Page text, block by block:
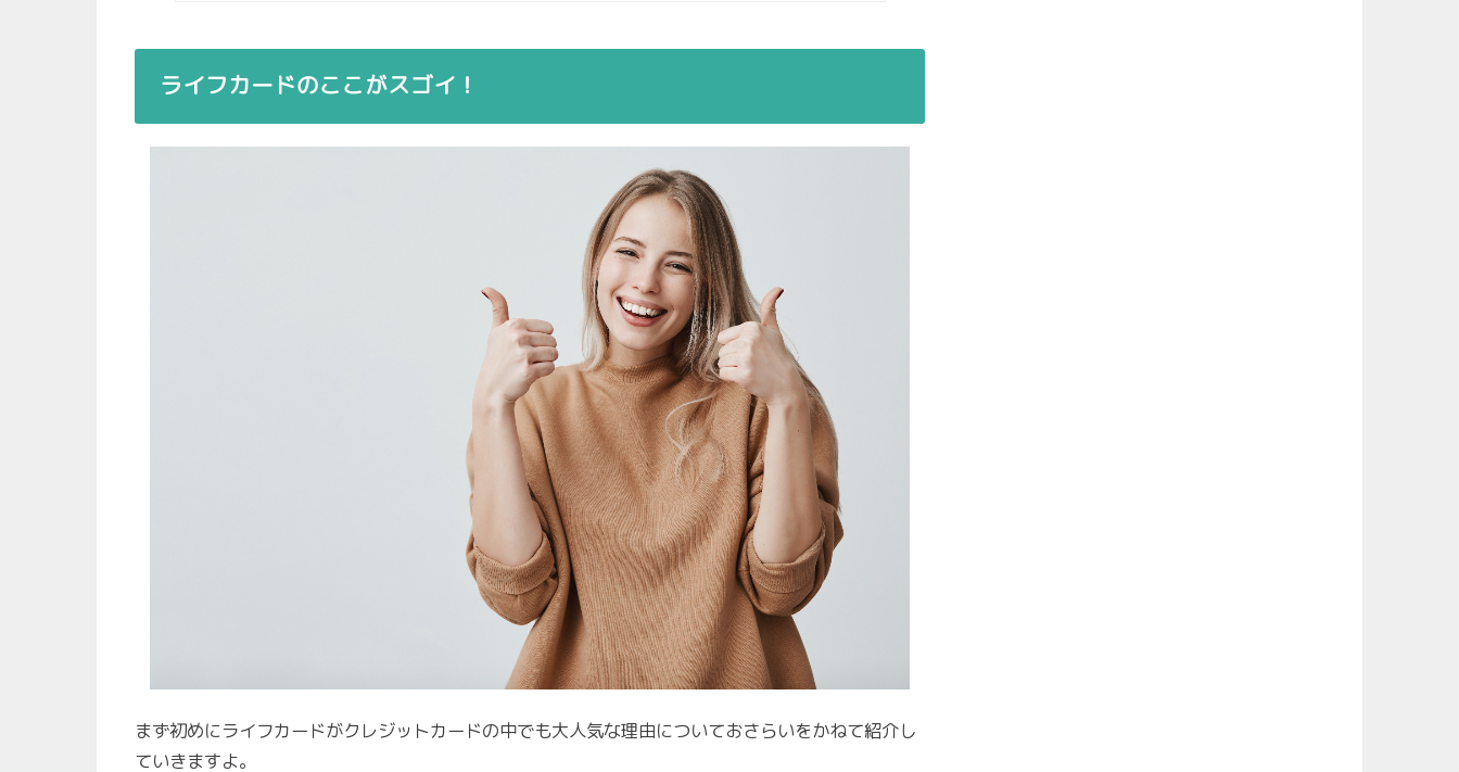
ライフカードのここがスゴイ！
まず初めにライフカードがクレジットカードの中でも大人気な理由についておさらいをかねて紹介し
ていきますよ。